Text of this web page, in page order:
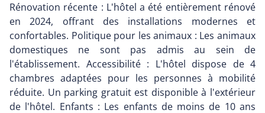
Rénovation récente : L'hôtel a été entièrement rénové
en 2024, offrant des installations modernes et
confortables. Politique pour les animaux : Les animaux
domestiques ne sont pas admis au sein de
l'établissement. Accessibilité : L'hôtel dispose de 4
chambres adaptées pour les personnes à mobilité
réduite. Un parking gratuit est disponible à l'extérieur
de l'hôtel. Enfants : Les enfants de moins de 10 ans